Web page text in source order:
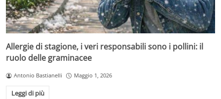
Allergie di stagione, i veri responsabili sono i pollini: il
ruolo delle graminacee
Antonio Bastianelli Maggio 1, 2026
Leggi di più